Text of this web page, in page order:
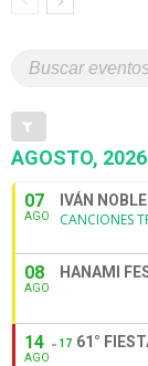
AGOSTO, 2026
07
AGO
IVÁN NOBLE
CANCIONES
08
AGO
HANAMI
14
AGO
17 61°